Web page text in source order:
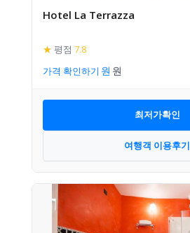
Hotel La Terrazza
★ 평점 7.8
가격 확인하기
최저가확인
여행객 이용후기